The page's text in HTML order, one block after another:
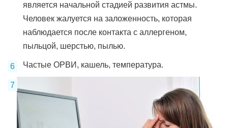
является начальной стадией развития астмы.
Человек жалуется на заложенность, которая
наблюдается после контакта с аллергеном,
пыльцой, шерстью, пылью.
Частые ОРВИ, кашель, температура.